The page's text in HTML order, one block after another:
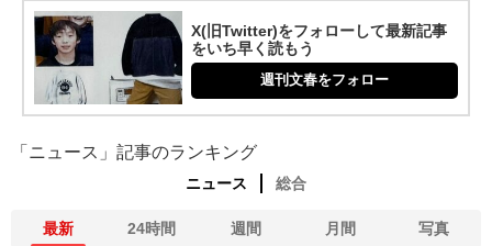
X(旧Twitter)をフォローして最新記事
をいち早く読もう
週刊文春をフォロー
「ニュース」記事のランキング
ニュース 総合
最新 24時間 週間 月間 写真